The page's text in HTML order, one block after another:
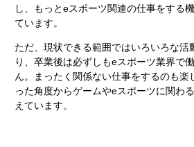
し、もっとeスポーツ関連の仕事をする
ています。
ただ、現状できる範囲ではいろいろな活
り、卒業後は必ずしもeスポーツ業界で
ん。まったく関係ない仕事をするのも楽
った角度からゲームやeスポーツに関わ
えています。